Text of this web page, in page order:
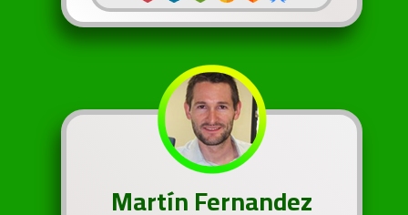
Martín Fernandez